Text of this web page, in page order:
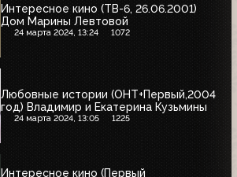
Интересное кино (ТВ-6, 26.06.2001)
Дом Марины Левтовой
24 марта 2024, 13:24 1072
Любовные истории (ОНТ+Первый,2004
год) Владимир и Екатерина Кузьмины
24 марта 2024, 13:05 1225
Интересное кино (Первый